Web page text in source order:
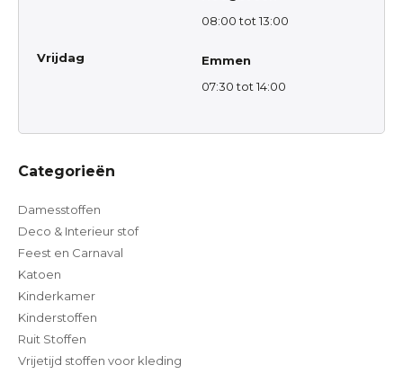
08:00 tot 13:00
Vrijdag
Emmen
07:30 tot 14:00
Categorieën
Damesstoffen
Deco & Interieur stof
Feest en Carnaval
Katoen
Kinderkamer
Kinderstoffen
Ruit Stoffen
Vrijetijd stoffen voor kleding